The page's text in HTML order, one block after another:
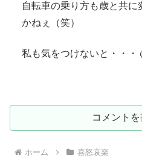
自転車の乗り方も歳と共に
かねぇ（笑）
私も気をつけないと・・・
コメント
ホーム 喜怒哀楽